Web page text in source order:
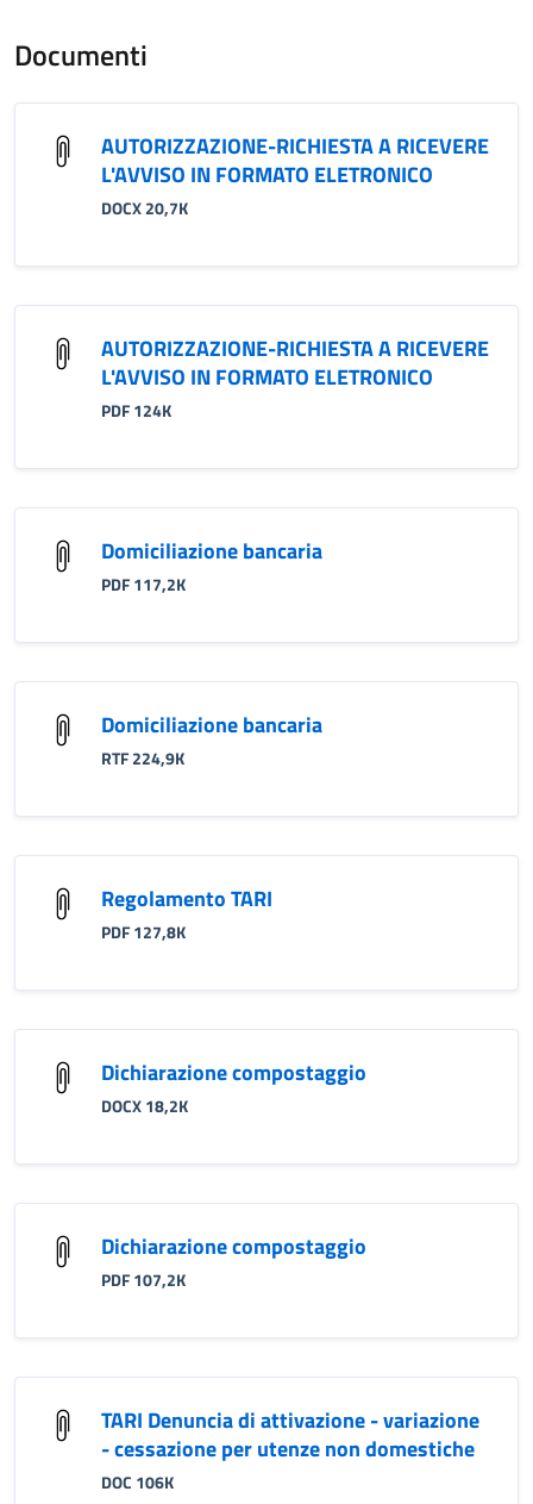
Documenti
AUTORIZZAZIONE-RICHIESTA A RICEVERE
L'AVVISO IN FORMATO ELETRONICO
DOCX 20,7K
AUTORIZZAZIONE-RICHIESTA A RICEVERE
L'AVVISO IN FORMATO ELETRONICO
PDF 124K
Domiciliazione bancaria
PDF 117,2K
Domiciliazione bancaria
RTF 224,9K
Regolamento TARI
PDF 127,8K
Dichiarazione compostaggio
DOCX 18,2K
Dichiarazione compostaggio
PDF 107,2K
TARI Denuncia di attivazione - variazione
- cessazione per utenze non domestiche
DOC 106K